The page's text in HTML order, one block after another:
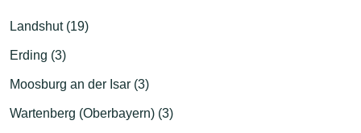
Landshut (19)
Erding (3)
Moosburg an der Isar (3)
Wartenberg (Oberbayern) (3)